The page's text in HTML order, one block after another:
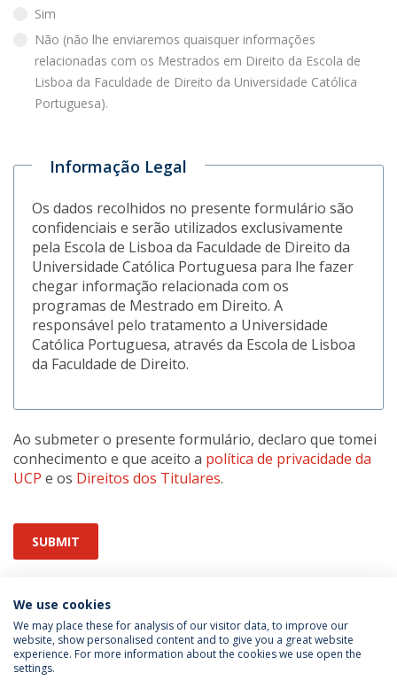
Sim
Não (não lhe enviaremos quaisquer informações
relacionadas com os Mestrados em Direito da Escola de
Lisboa da Faculdade de Direito da Universidade Católica
Portuguesa).
Informação Legal
Os dados recolhidos no presente formulário são
confidenciais e serão utilizados exclusivamente
pela Escola de Lisboa da Faculdade de Direito da
Universidade Católica Portuguesa para lhe fazer
chegar informação relacionada com os
programas de Mestrado em Direito. A
responsável pelo tratamento a Universidade
Católica Portuguesa, através da Escola de Lisboa
da Faculdade de Direito.
Ao submeter o presente formulário, declaro que tomei
conhecimento e que aceito a política de privacidade da
UCP e os Direitos dos Titulares.
SUBMIT
Política de Privacidade
Termos & Condições
We use cookies
We may place these for analysis of our visitor data, to improve our
website, show personalised content and to give you a great website
experience. For more information about the cookies we use open the
settings.